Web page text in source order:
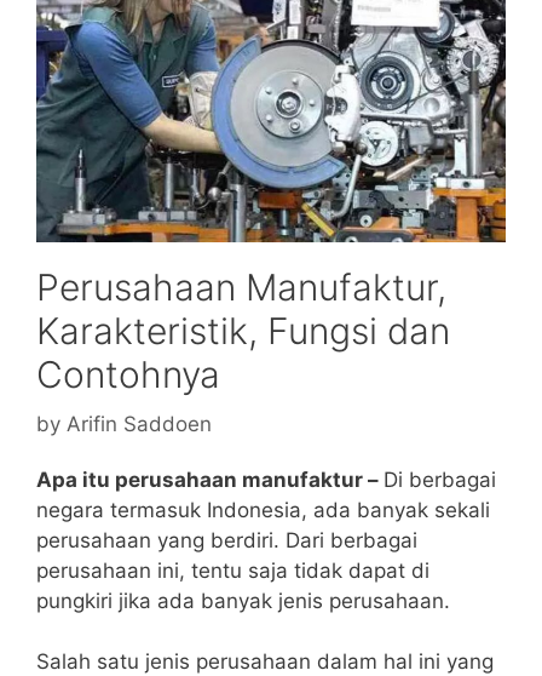
Perusahaan Manufaktur,
Karakteristik, Fungsi dan
Contohnya
by Arifin Saddoen
Apa itu perusahaan manufaktur – Di berbagai
negara termasuk Indonesia, ada banyak sekali
perusahaan yang berdiri. Dari berbagai
perusahaan ini, tentu saja tidak dapat di
pungkiri jika ada banyak jenis perusahaan.
Salah satu jenis perusahaan dalam hal ini yang